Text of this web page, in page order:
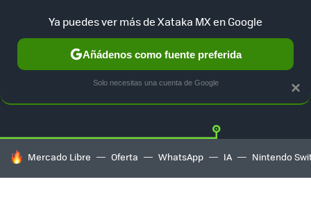
GUÍA DE COMPRAS MERCADO LIBRE
HOY SE HABLA DE
Mercado Libre Oferta WhatsApp IA Nintendo
×
Ya puedes ver más de Xataka MX en Google
Añádenos como fuente preferida
Solo necesitas una cuenta de Google